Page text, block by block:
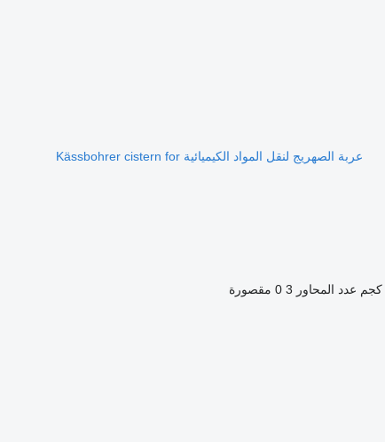
عربة الصهريج لنقل المواد الكيميائية Kässbohrer cistern for
عدد المحاور 3 0 مقصورة